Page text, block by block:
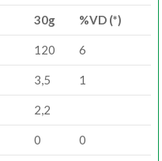
30g %VD (*)
120 6
3,5 1
2,2
0 0